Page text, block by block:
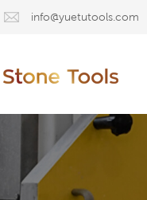
info@yuetutools.com